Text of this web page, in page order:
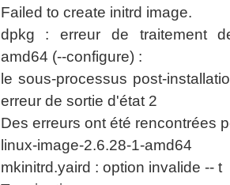
Failed to create initrd image.
dpkg : erreur de traitement
amd64 (--configure) :
le sous-processus post-
erreur de sortie d'état 2
Des erreurs ont été rencontrées
linux-image-2.6.28-1-amd64
mkinitrd.yaird : option invalide -- t